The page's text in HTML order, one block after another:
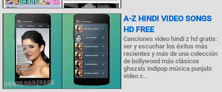
A-Z HINDI VIDEO SONGS
HD FREE
Canciones video hindi z hd gratis:
ver y escuchar los éxitos más
recientes y más de una colección
de bollywood más clásicos
ghazals indipop música punjabi
video c..